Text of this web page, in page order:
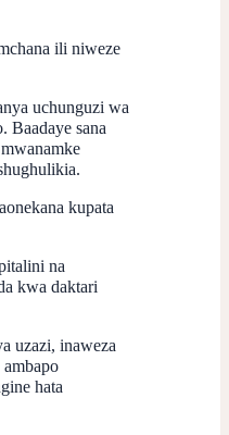
ili niweze
uchunguzi wa
Baadaye sana
kupata
na
kwa daktari
uzazi, inaweza
hata